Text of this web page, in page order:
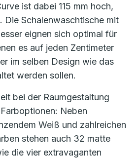
ist dabei 115 mm hoch,
Die Schalenwaschtische mit
eignen sich optimal für
es auf jeden Zentimeter
im selben Design wie das
werden sollen.
bei der Raumgestaltung
Neben
Weiß und zahlreichen
stehen auch 32 matte
die vier extravaganten